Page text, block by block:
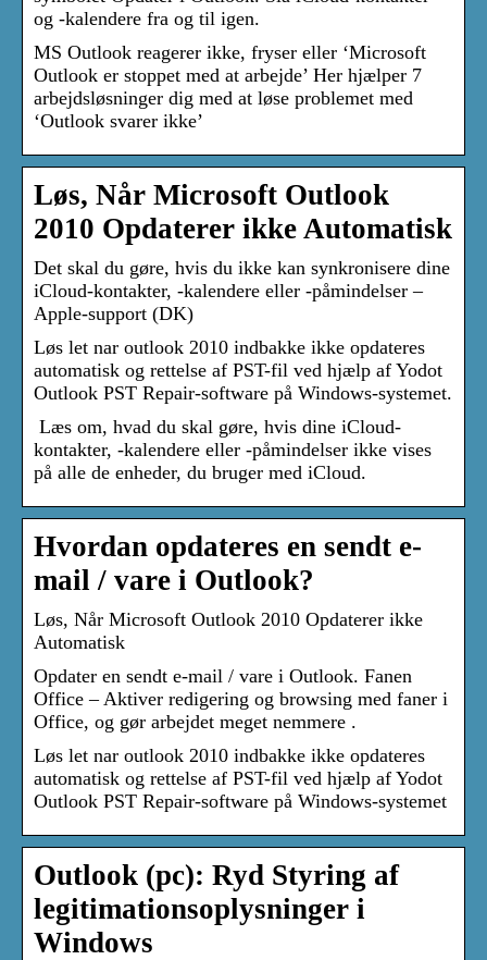
og -kalendere fra og til igen.
MS Outlook reagerer ikke, fryser eller ‘Microsoft
Outlook er stoppet med at arbejde’ Her hjælper 7
arbejdsløsninger dig med at løse problemet med
‘Outlook svarer ikke’
Løs, Når Microsoft Outlook
2010 Opdaterer ikke Automatisk
Det skal du gøre, hvis du ikke kan synkronisere dine
iCloud-kontakter, -kalendere eller -påmindelser –
Apple-support (DK)
Løs let nar outlook 2010 indbakke ikke opdateres
automatisk og rettelse af PST-fil ved hjælp af Yodot
Outlook PST Repair-software på Windows-systemet.
Læs om, hvad du skal gøre, hvis dine iCloud-
kontakter, -kalendere eller -påmindelser ikke vises
på alle de enheder, du bruger med iCloud.
Hvordan opdateres en sendt e-
mail / vare i Outlook?
Løs, Når Microsoft Outlook 2010 Opdaterer ikke
Automatisk
Opdater en sendt e-mail / vare i Outlook. Fanen
Office – Aktiver redigering og browsing med faner i
Office, og gør arbejdet meget nemmere .
Løs let nar outlook 2010 indbakke ikke opdateres
automatisk og rettelse af PST-fil ved hjælp af Yodot
Outlook PST Repair-software på Windows-systemet
Outlook (pc): Ryd Styring af
legitimationsoplysninger i
Windows